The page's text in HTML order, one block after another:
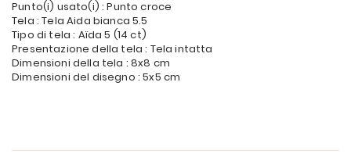
Punto(i) usato(i) : Punto croce
Tela : Tela Aida bianca 5.5
Tipo di tela : Aïda 5 (14 ct)
Presentazione della tela : Tela intatta
Dimensioni della tela : 8x8 cm
Dimensioni del disegno : 5x5 cm